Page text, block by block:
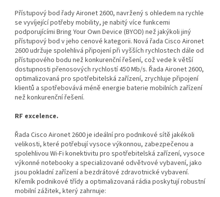
Přístupový bod řady Aironet 2600, navržený s ohledem na rychle
se vyvíjející potřeby mobility, je nabitý více funkcemi
podporujícími Bring Your Own Device (BYOD) než jakýkoli jiný
přístupový bod v jeho cenové kategorii. Nová řada Cisco Aironet
2600 udržuje spolehlivá připojení při vyšších rychlostech dále od
přístupového bodu než konkurenční řešení, což vede k větší
dostupnosti přenosových rychlostí 450 Mb/s. Řada Aironet 2600,
optimalizovaná pro spotřebitelská zařízení, zrychluje připojení
klientů a spotřebovává méně energie baterie mobilních zařízení
než konkurenční řešení.
RF excelence.
Řada Cisco Aironet 2600 je ideální pro podnikové sítě jakékoli
velikosti, které potřebují vysoce výkonnou, zabezpečenou a
spolehlivou Wi-Fi konektivitu pro spotřebitelská zařízení, vysoce
výkonné notebooky a specializované odvětvové vybavení, jako
jsou pokladní zařízení a bezdrátové zdravotnické vybavení.
Křemík podnikové třídy a optimalizovaná rádia poskytují robustní
mobilní zážitek, který zahrnuje: